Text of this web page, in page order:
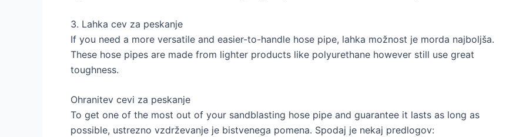
3. Lahka cev za peskanje
If you need a more versatile and easier-to-handle hose pipe, lahka možnost je morda najboljša.
These hose pipes are made from lighter products like polyurethane however still use great
toughness.
Ohranitev cevi za peskanje
To get one of the most out of your sandblasting hose pipe and guarantee it lasts as long as
possible, ustrezno vzdrževanje je bistvenega pomena. Spodaj je nekaj predlogov: